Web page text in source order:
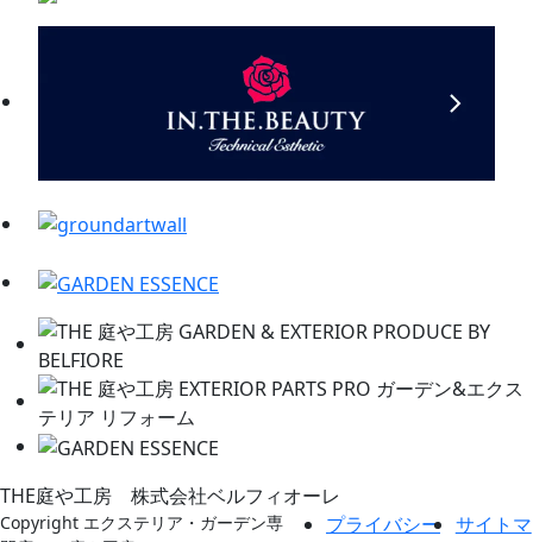
THE庭や工房 株式会社ベルフィオーレ
Copyright エクステリア・ガーデン専
プライバシー サイトマ